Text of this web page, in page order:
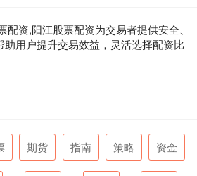
配资,阳江股票配资为交易者提供安全、
用户提升交易效益，灵活选择配资比
期货 指南 策略 资金